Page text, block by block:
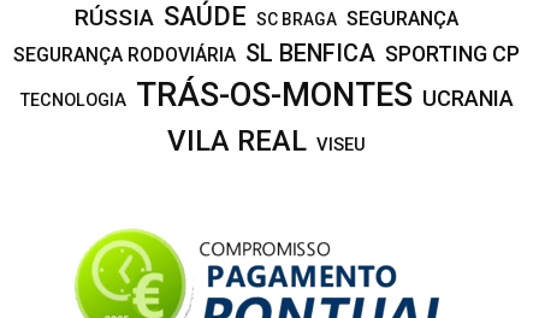
RÚSSIA SAÚDE SC BRAGA SEGURANÇA
SEGURANÇA RODOVIÁRIA SL BENFICA SPORTING CP
TECNOLOGIA TRÁS-OS-MONTES UCRANIA
VILA REAL VISEU